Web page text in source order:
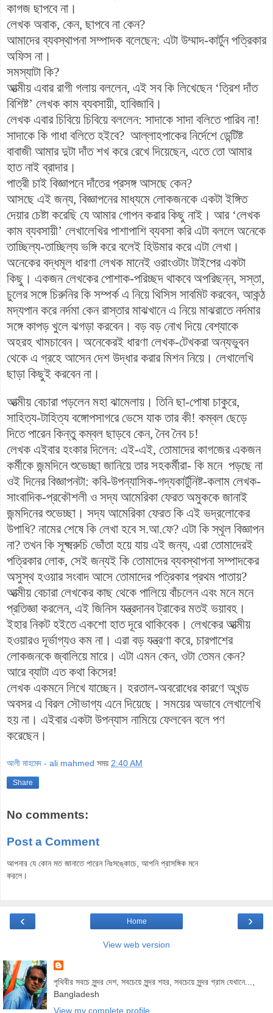
কাগজ ছাপবে না।
লেখক অবাক, কেন, ছাপবে না কেন?
আমাদের ব্যবস্থাপনা সম্পাদক বলেছেন: এটা উম্মাদ-কার্টুন পত্রিকার
অফিস না।
সমস্যাটা কি?
আত্মীয় এবার রাগী গলায় বললেন, এই সব কি লিখেছেন ‘ত্রিশ দাঁত
বিশিষ্ট’ লেখক কাম ব্যবসায়ী, হাবিজাবি।
লেখক এবার চিবিয়ে চিবিয়ে বললেন: সাদাকে সাদা বলিতে পারিব না!
সাদাকে কি গাধা বলিতে হইবে? আল্লাহপাকের নির্দেশে ডেন্টিষ্ট
বাবাজী আমার দুটা দাঁত শখ করে রেখে দিয়েছেন, এতে তো আমার
হাত নাই ব্রাদার।
পাত্রী চাই বিজ্ঞাপনে দাঁতের প্রসঙ্গ আসছে কেন?
আসছে এই জন্য, বিজ্ঞাপনের মাধ্যমে লোকজনকে একটা ইঙ্গিত
দেয়ার চেষ্টা করেছি যে আমার গোপন করার কিছু নাই। আর ‘লেখক
কাম ব্যবসায়ী’ লেখালেখির পাশাপাশি ব্যবসা করি এটা বললে অনেকে
তাচ্ছিল্য-তাচ্ছিল্য ভঙ্গি করে বলেই হিউমার করে এটা লেখা।
অনেকের বদ্ধমূল ধারণা লেখক মানেই ওরাংওটাং টাইপের একটা
কিছু। একজন লেখকের পোশাক-পরিচ্ছদ থাকবে অপরিছন্ন, সস্তা,
চুলের সঙ্গে চিরুনির কি সম্পর্ক এ নিয়ে থিসিস সাবমিট করবেন, আকন্ঠ
মদ্যপান করে নর্দমা কেন রাস্তার মাঝখানে এ নিয়ে মাঝরাতে নর্দমার
সঙ্গে কাপড় খুলে ঝগড়া করবেন। বড় বড় নোখ দিয়ে বেশ্যাকে
অহরহ খামচাবেন। অনেকেরই ধারণা লেখক-টেখকরা অন্যভুবন
থেকে এ গ্রহে আসেন দেশ উদ্ধার করার মিশন নিয়ে। লেখালেখি
ছাড়া কিছুই করবেন না।
আত্মীয় বেচারা পড়লেন মহা ঝামেলায়। তিনি ছা-পোষা চাকুরে,
সাহিত্য-টাহিত্য বঙ্গোপসাগরে ভেসে যাক তার কী! কম্বল ছেড়ে
দিতে পারেন কিন্তু কম্বল ছাড়বে কেন, নৈব নৈব চ!
লেখক এইবার হংকার দিলেন: এই-এই, তোমাদের কাগজের একজন
কর্মীকে জন্মদিনে শুভেচ্ছা জানিয়ে তার সহকর্মীরা- কি মনে পড়ছে না
ওই দিনের বিজ্ঞাপনটা: কবি-উপন্যাসিক-গদ্যকার্টুনিষ্ট-কলাম লেখক-
সাংবাদিক-প্রকৌশলী ও সদ্য আমেরিকা ফেরত অমুককে জানাই
জন্মদিনের শুভেচ্ছা। সদ্য আমেরিকা ফেরত কি এই ভদ্রলোকের
উপাধি? নামের শেষে কি লেখা হবে স.আ.ফে? এটা কি স্থূল বিজ্ঞাপন
না? তখন কি সূক্ষ্মরুচি ভোঁতা হয়ে যায় এই জন্য, এরা তোমাদেরই
পত্রিকার লোক, সেই জন্যই কি তোমাদের ব্যবস্থাপনা সম্পাদকের
অসুস্থ হওয়ার সংবাদ আসে তোমাদের পত্রিকার প্রথম পাতায়?
আত্মীয় বেচারা লেখকের কাছ থেকে পালিয়ে বাঁচলেন এবং মনে মনে
প্রতিজ্ঞা করলেন, এই জিনিস যন্ত্রদানব ট্রাকের মতই ভয়াবহ।
ইহার নিকট হইতে একশো হাত দূরে থাকিবেক। লেখকের আত্মীয়
হওয়ারও দূর্ভাগ্যও কম না। এরা বড় যন্ত্রণা করে, চারপাশের
লোকজনকে জ্বালিয়ে মারে। এটা এমন কেন, ওটা তেমন কেন?
আরে ব্যাটা এত কথা কিসের!
লেখক একমনে লিখে যাচ্ছেন। হরতাল-অবরোধের কারণে অখন্ড
অবসর এ বিরল সৌভাগ্য এনে দিয়েছে। সময়ের অভাবে লেখালেখি
হয় না। এইবার একটা উপন্যাস নামিয়ে ফেলবেন বলে পণ
করেছেন।
আলী মাহমেদ - ali mahmed সময় 2:40 AM
Share
No comments:
Post a Comment
আপনার যে কোন মত জানাতে পারেন নিঃসঙ্কোচে, আপনি প্রাসঙ্গিক মনে
করলে।
‹ ›
Home
View web version
পৃথিবীর সবচে সুন্দর দেশ, সবচেয়ে সুন্দর শহর, সবচেয়ে সুন্দর গ্রাম যেখানে...,
Bangladesh
View my complete profile